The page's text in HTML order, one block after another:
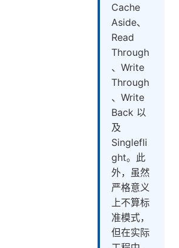
Cache
Aside、
Read
Through
、Write
Through
、Write
Back 以
及
Singlefli
ght。此
外，虽然
严格意义
上不算标
准模式，
但在实际